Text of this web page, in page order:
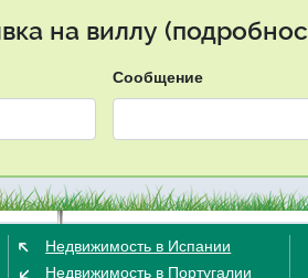
на виллу
Сообщение
Недвижимость в Испании
Недвижимость в Португалии